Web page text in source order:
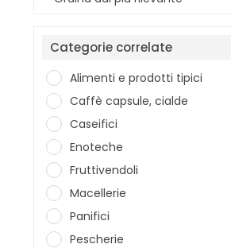
Categorie correlate
Alimenti e prodotti tipici
Caffè capsule, cialde
Caseifici
Enoteche
Fruttivendoli
Macellerie
Panifici
Pescherie